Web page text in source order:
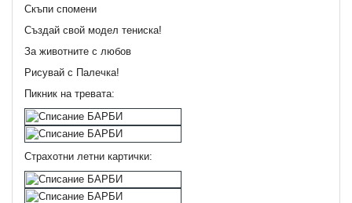
Скъпи спомени
Създай свой модел тениска!
За животните с любов
Рисувай с Палечка!
Пикник на тревата:
Страхотни летни картички: